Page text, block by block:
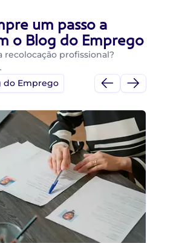
um passo a
o Blog do Emprego
recolocação profissional?
do Emprego